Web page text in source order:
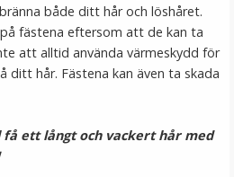
både ditt hår och löshåret.
fästena eftersom att de kan ta
att alltid använda värmeskydd för
ditt hår. Fästena kan även ta skada
ett långt och vackert hår med